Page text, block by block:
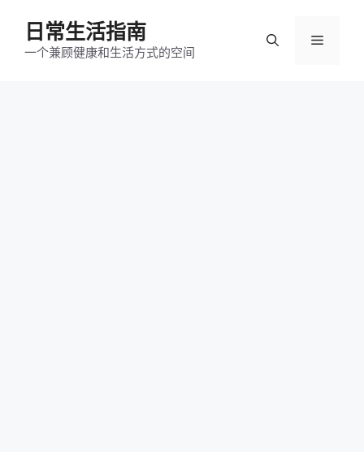
日常生活指南
一个兼顾健康和生活方式的空间
菜